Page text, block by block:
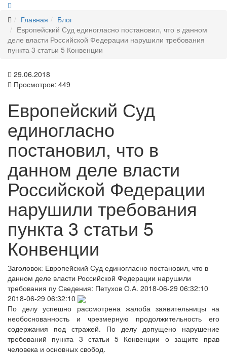
Главная
Блог
Европейский Суд единогласно постановил, что в данном
деле власти Российской Федерации нарушили требования
пункта 3 статьи 5 Конвенции
29.06.2018
Просмотров: 449
Европейский Суд
единогласно
постановил, что в
данном деле власти
Российской Федерации
нарушили требования
пункта 3 статьи 5
Конвенции
Заголовок: Европейский Суд единогласно постановил, что в
данном деле власти Российской Федерации нарушили
требования пу Сведения: Петухов О.А. 2018-06-29 06:32:10
2018-06-29 06:32:10
По делу успешно рассмотрена жалоба заявительницы на
необоснованность и чрезмерную продолжительность его
содержания под стражей. По делу допущено нарушение
требований пункта 3 статьи 5 Конвенции о защите прав
человека и основных свобод.